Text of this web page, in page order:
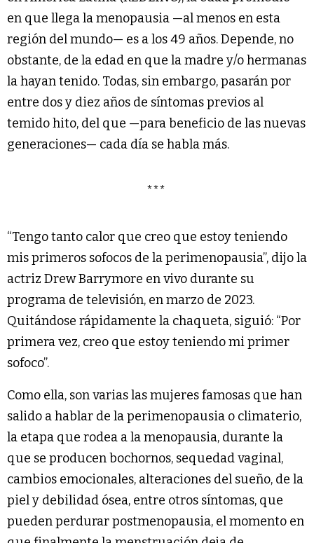
en que llega la menopausia —al menos en esta
región del mundo— es a los 49 años. Depende, no
obstante, de la edad en que la madre y/o hermanas
la hayan tenido. Todas, sin embargo, pasarán por
entre dos y diez años de síntomas previos al
temido hito, del que —para beneficio de las nuevas
generaciones— cada día se habla más.
***
“Tengo tanto calor que creo que estoy teniendo
mis primeros sofocos de la perimenopausia”, dijo la
actriz Drew Barrymore en vivo durante su
programa de televisión, en marzo de 2023.
Quitándose rápidamente la chaqueta, siguió: “Por
primera vez, creo que estoy teniendo mi primer
sofoco”.
Como ella, son varias las mujeres famosas que han
salido a hablar de la perimenopausia o climaterio,
la etapa que rodea a la menopausia, durante la
que se producen bochornos, sequedad vaginal,
cambios emocionales, alteraciones del sueño, de la
piel y debilidad ósea, entre otros síntomas, que
pueden perdurar postmenopausia, el momento en